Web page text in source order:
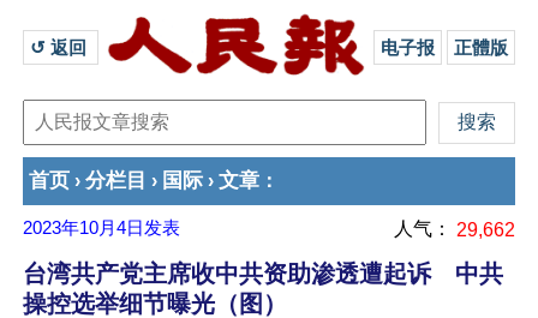
↺ 返回 电子报 正體版
首页 › 分栏目 › 国际 › 文章 ：
2023年10月4日 发表 人气： 29,662
台湾共产党主席收中共资助渗透遭起诉 中共
操控选举细节曝光（图）